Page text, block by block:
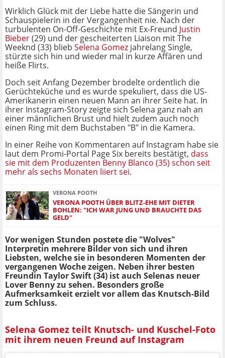
Wirklich Glück mit der Liebe hatte die Sängerin und
Schauspielerin in der Vergangenheit nie. Nach der
turbulenten On-Off-Geschichte mit Ex-Freund Justin
Bieber(29) und der gescheiterten Liaison mit The
Weeknd (33) blieb Selena Gomez jahrelang Single,
stürzte sich hin und wieder mal in kurze Affären und
heiße Flirts.
Doch seit Anfang Dezember brodelte ordentlich die
Gerüchteküche und es wurde spekuliert, dass die US-
Amerikanerin einen neuen Mann an ihrer Seite hat. In
ihrer Instagram-Story zeigte sich Selena ganz nah an
einer männlichen Brust und hielt zudem auch noch
einen Ring mit dem Buchstaben "B" in die Kamera.
In einer Reihe von Kommentaren auf Instagram habe sie
laut dem Promi-Portal Page Six bereits bestätigt, dass
sie mit dem Produzenten Benny Blanco (35) schon seit
mehr als sechs Monaten liiert sei.
VERONA POOTH
VERONA POOTH ÜBER BLITZ-EHE MIT DIETER
BOHLEN: "ICH WAR JUNG UND BRAUCHTE DAS
GELD"
Vor wenigen Stunden postete die "Wolves"
Interpretin mehrere Bilder von sich und ihren
Liebsten, welche sie in besonderen Momenten der
vergangenen Woche zeigen. Neben ihrer besten
Freundin Taylor Swift (34) ist auch Selenas neuer
Lover Benny zu sehen. Besonders große
Aufmerksamkeit erzielt vor allem das Knutsch-Bild
zum Schluss.
Selena Gomez teilt Knutsch- und Kuschel-Foto
mit ihrem neuen Freund auf Instagram